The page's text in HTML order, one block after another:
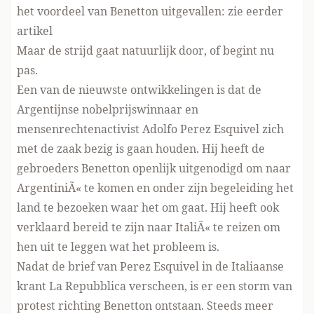
het voordeel van Benetton uitgevallen: zie eerder
artikel
Maar de strijd gaat natuurlijk door, of begint nu
pas.
Een van de nieuwste ontwikkelingen is dat de
Argentijnse nobelprijswinnaar en
mensenrechtenactivist Adolfo Perez Esquivel zich
met de zaak bezig is gaan houden. Hij heeft de
gebroeders Benetton openlijk uitgenodigd om naar
ArgentiniÃ« te komen en onder zijn begeleiding het
land te bezoeken waar het om gaat. Hij heeft ook
verklaard bereid te zijn naar ItaliÃ« te reizen om
hen uit te leggen wat het probleem is.
Nadat de brief van Perez Esquivel in de Italiaanse
krant La Repubblica verscheen, is er een storm van
protest richting Benetton ontstaan. Steeds meer